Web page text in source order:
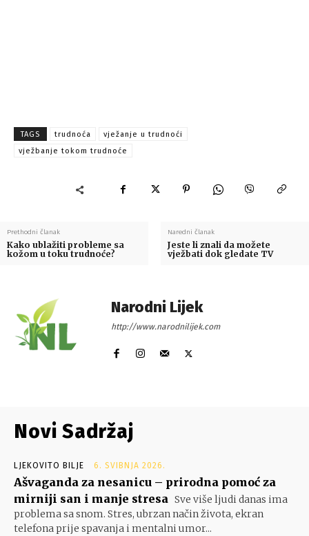
TAGS trudnoća
vježanje u trudnoći
vježbanje tokom trudnoće
Prethodni članak
Kako ublažiti probleme sa
kožom u toku trudnoće?
Naredni članak
Jeste li znali da možete
vježbati dok gledate TV
Narodni Lijek
http://www.narodnilijek.com
Novi Sadržaj
LJEKOVITO BILJE 6. SVIBNJA 2026.
Ašvaganda za nesanicu – prirodna pomoć za
mirniji san i manje stresa Sve više ljudi danas ima
problema sa snom. Stres, ubrzan način života, ekran
telefona prije spavanja i mentalni umor...